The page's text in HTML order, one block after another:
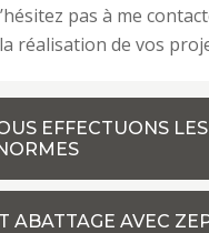
pas à me
réalisation de vos
EFFECTUONS
AVEC